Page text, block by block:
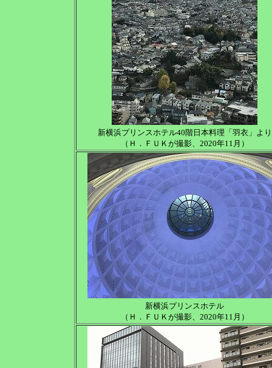
新横浜プリンスホテル40階日本料理「羽衣」より
（Ｈ．ＦＵＫが撮影、2020年11月）
新横浜プリンスホテル
（Ｈ．ＦＵＫが撮影、2020年11月）